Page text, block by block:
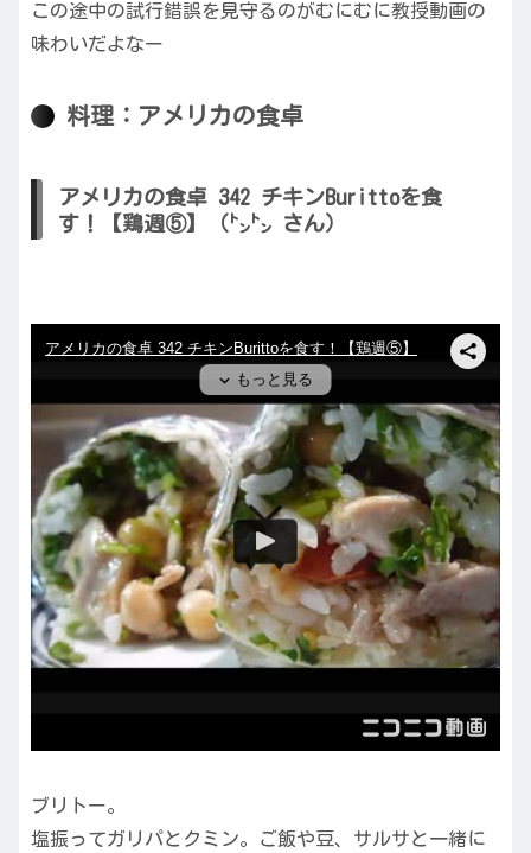
この途中の試行錯誤を見守るのがむにむに教授動画の
味わいだよなー
料理：アメリカの食卓
アメリカの食卓 342 チキンBurittoを食
す！【鶏週⑤】（㌧㌧ さん）
ブリトー。
塩振ってガリパとクミン。ご飯や豆、サルサと一緒に